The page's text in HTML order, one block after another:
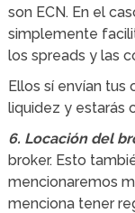
son ECN. En el
simplemente
los spreads y las
Ellos sí envían tus
liquidez y estarás
6. Locación del
broker. Esto
mencionaremos
menciona tener